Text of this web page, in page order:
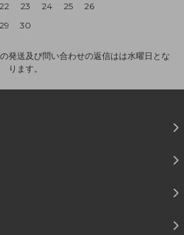
22 23 24 25
26
29 30
発送及び問い合わせの返信はは水曜日とな
ります。